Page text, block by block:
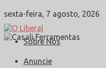
sexta-feira, 7 agosto, 2026
Sobre Nós
Anuncie